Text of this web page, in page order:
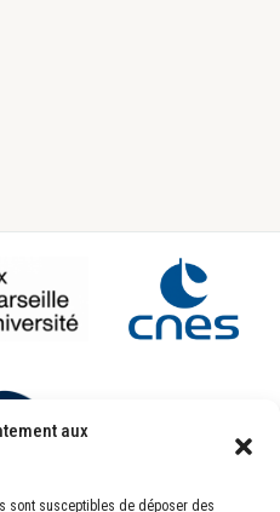
aux
sont susceptibles de déposer des